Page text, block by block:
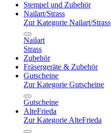
Stempel und Zubehör
Nailart/Strass
Zur Kategorie Nailart/Strass
Nailart
Strass
Zubehör
Fräsergeräte & Zubehör
Gutscheine
Zur Kategorie Gutscheine
Gutscheine
AlteFrieda
Zur Kategorie AlteFrieda